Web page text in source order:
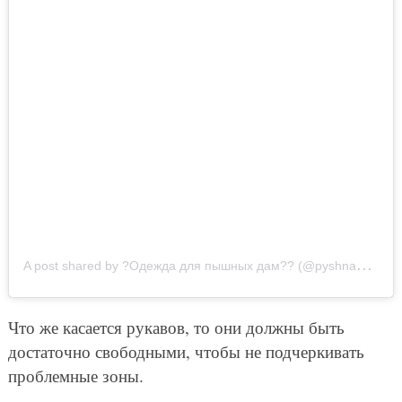
A
post shared by ?Одежда для пышных дам?? (@pyshnaya_krasotka_161)
Что же касается рукавов, то они должны быть
достаточно свободными, чтобы не подчеркивать
проблемные зоны.